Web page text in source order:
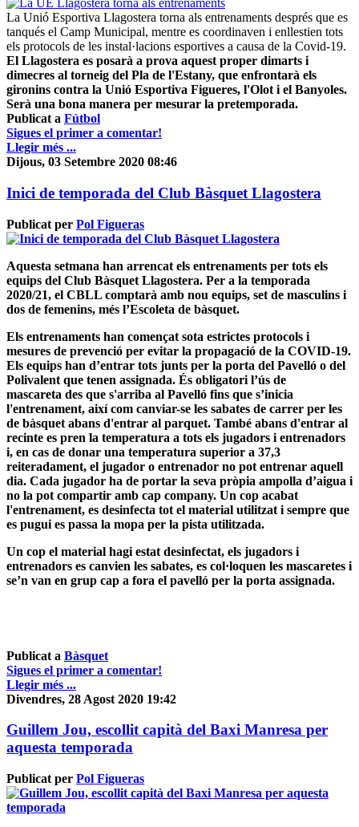
La Unió Esportiva Llagostera torna als entrenaments després que es
tanqués el Camp Municipal, mentre es coordinaven i enllestien tots
els protocols de les instal·lacions esportives a causa de la Covid-19.
El Llagostera es posarà a prova aquest proper dimarts i
dimecres al torneig del Pla de l'Estany, que enfrontarà els
gironins contra la Unió Esportiva Figueres, l'Olot i el Banyoles.
Serà una bona manera per mesurar la pretemporada.
Publicat a Fútbol
Sigues el primer a comentar!
Llegir més ...
Dijous, 03 Setembre 2020 08:46
Inici de temporada del Club Bàsquet Llagostera
Publicat per Pol Figueras
Aquesta setmana han arrencat els entrenaments per tots els
equips del Club Bàsquet Llagostera. Per a la temporada
2020/21, el CBLL comptarà amb nou equips, set de masculins i
dos de femenins, més l’Escoleta de bàsquet.
Els entrenaments han començat sota estrictes protocols i
mesures de prevenció per evitar la propagació de la COVID-19.
Els equips han d’entrar tots junts per la porta del Pavelló o del
Polivalent que tenen assignada. És obligatori l’ús de
mascareta des que s'arriba al Pavelló fins que s’inicia
l'entrenament, així com canviar-se les sabates de carrer per les
de bàsquet abans d'entrar al parquet. També abans d'entrar al
recinte es pren la temperatura a tots els jugadors i entrenadors
i, en cas de donar una temperatura superior a 37,3
reiteradament, el jugador o entrenador no pot entrenar aquell
dia. Cada jugador ha de portar la seva pròpia ampolla d’aigua i
no la pot compartir amb cap company. Un cop acabat
l'entrenament, es desinfecta tot el material utilitzat i sempre que
es pugui es passa la mopa per la pista utilitzada.
Un cop el material hagi estat desinfectat, els jugadors i
entrenadors es canvien les sabates, es col·loquen les mascaretes i
se’n van en grup cap a fora el pavelló per la porta assignada.
Publicat a Bàsquet
Sigues el primer a comentar!
Llegir més ...
Divendres, 28 Agost 2020 19:42
Guillem Jou, escollit capità del Baxi Manresa per
aquesta temporada
Publicat per Pol Figueras